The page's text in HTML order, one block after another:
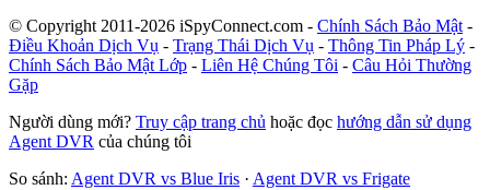
© Copyright 2011-2026 iSpyConnect.com - Chính Sách Bảo Mật -
Điều Khoản Dịch Vụ - Trạng Thái Dịch Vụ - Thông Tin Pháp Lý -
Chính Sách Bảo Mật Lớp - Liên Hệ Chúng Tôi - Câu Hỏi Thường
Gặp
Người dùng mới? Truy cập trang chủ hoặc đọc hướng dẫn sử dụng
Agent DVR của chúng tôi
So sánh: Agent DVR vs Blue Iris · Agent DVR vs Frigate